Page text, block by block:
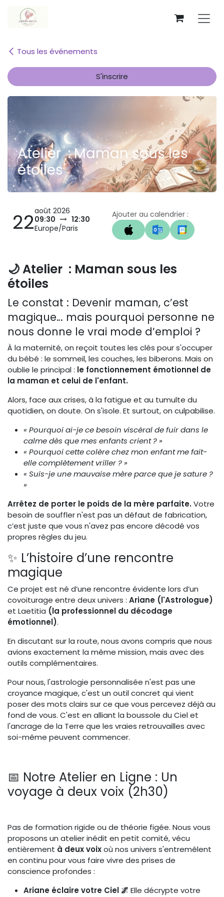
Tous les événements
S'inscrire
Atelier : Maman sous les
étoiles
22août 2026
09:30
12:30
Europe/Paris
Ajouter au calendrier :
🌙Atelier : Maman sous les
étoiles
Le constat : Devenir maman, c’est
magique… mais pourquoi personne ne
nous donne le vrai mode d’emploi ?
À la maternité, on reçoit toutes les clés pour s'occuper
du bébé : le sommeil, les couches, les biberons. Mais on
oublie le principal : le fonctionnement émotionnel de
la maman et celui de l'enfant.
Alors, face aux crises, à la fatigue et au tumulte du
quotidien, on doute. On s'isole. Et surtout, on culpabilise.
« Pourquoi ai-je ce besoin viscéral de fuir dans le
calme dès que mes enfants crient ? »
« Pourquoi cette colère chez mon enfant me fait-
elle complètement vriller ? »
« Suis-je une mauvaise mère parce que je sature ?
»
Arrêtez de porter le poids de la mère parfaite.Votre
besoin de souffler n'est pas un défaut de fabrication,
c’est juste que vous n'avez pas encore décodé vos
propres règles du jeu.
✨ L’histoire d’une rencontre
magique
Ce projet est né d’une rencontre évidente lors d’un
covoiturage entre deux univers : Ariane (l'Astrologue)
et Laetitia (la professionnel du décodage
émotionnel).
En discutant sur la route, nous avons compris que nous
avions exactement la même mission, mais avec des
outils complémentaires.
Pour nous, l'astrologie personnalisée n'est pas une
croyance magique, c'est un outil concret qui vient
poser des mots clairs sur ce que vous percevez déjà au
fond de vous. C'est en alliant la boussole du Ciel et
l'ancrage de la Terre que les vraies retrouvailles avec
soi-même peuvent commencer.
📅 Notre Atelier en Ligne : Un
voyage à deux voix (2h30)
Pas de formation rigide ou de théorie figée. Nous vous
proposons un atelier inédit en petit comité, vécu
entièrement à deux voixoù nos univers s'entremêlent
en continu pour vous faire vivre des prises de
conscience profondes :
Ariane éclaire votre Ciel 🌌 Elle décrypte votre